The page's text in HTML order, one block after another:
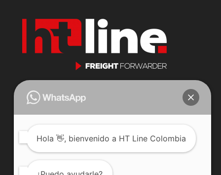
Cll 23 N 116-31 Oficina 201
Celular: 3222352225
Teléfono: +57 601 7447378
Hola 👋, bienvenido a HT Line Colombia